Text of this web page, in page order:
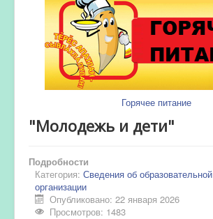
Горячее питание
"Молодежь и дети"
Подробности
Категория: Сведения об образовательной
организации
Опубликовано: 22 января 2026
Просмотров: 1483